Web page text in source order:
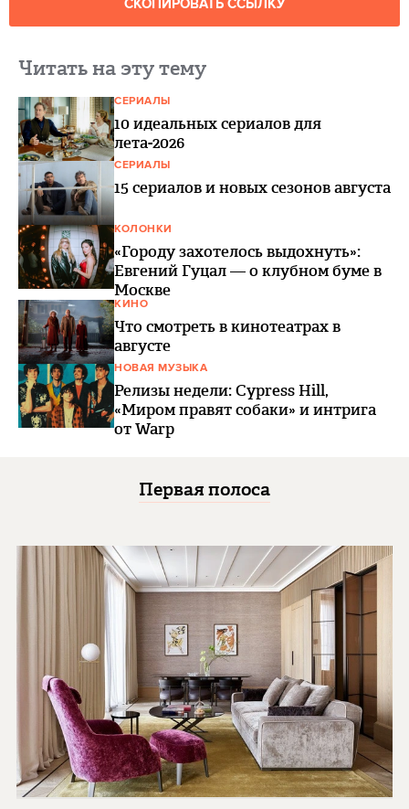
СКОПИРОВАТЬ ССЫЛКУ
Читать на эту тему
СЕРИАЛЫ
10 идеальных сериалов для
лета-2026
СЕРИАЛЫ
15 сериалов и новых сезонов августа
КОЛОНКИ
«Городу захотелось выдохнуть»:
Евгений Гуцал — о клубном буме в
Москве
КИНО
Что смотреть в кинотеатрах в
августе
НОВАЯ МУЗЫКА
Релизы недели: Cypress Hill,
«Миром правят собаки» и интрига
от Warp
Первая полоса